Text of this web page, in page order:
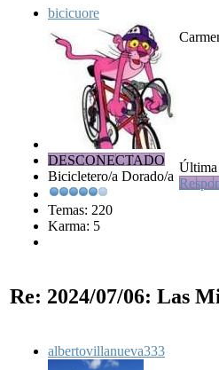
bicicuore
DESCONECTADO
Bicicletero/a Dorado/a
Temas: 220
Karma: 5
Última
Re: 2024/07/06: Las
albertovillanueva333